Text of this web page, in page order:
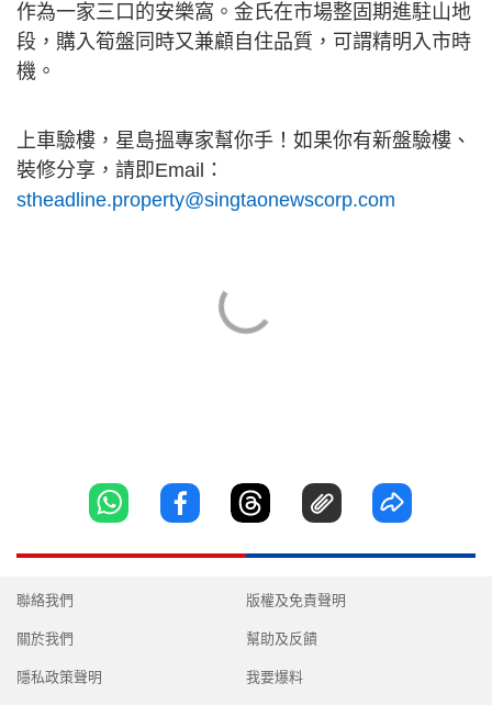
作為一家三口的安樂窩。金氏在市場整固期進駐山地
段，購入筍盤同時又兼顧自住品質，可謂精明入市時
機。
上車驗樓，星島搵專家幫你手！如果你有新盤驗樓、
裝修分享，請即Email：
stheadline.property@singtaonewscorp.com
聯絡我們
關於我們
隱私政策聲明
版權及免責聲明
幫助及反饋
我要爆料